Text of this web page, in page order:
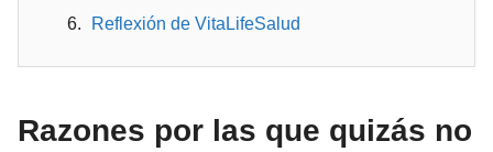
Reflexión de VitaLifeSalud
Razones por las que quizás no